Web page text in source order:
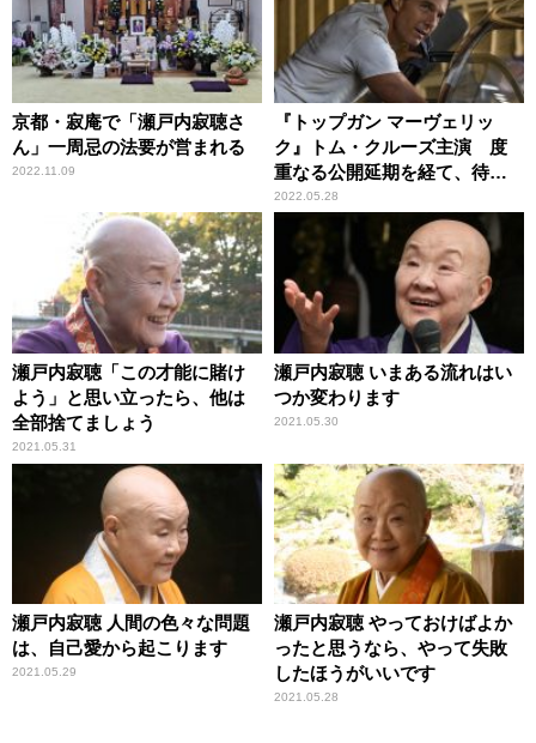
京都・寂庵で「瀬戸内寂聴さ
ん」一周忌の法要が営まれる
2022.11.09
『トップガン マーヴェリッ
ク』トム・クルーズ主演 度
重なる公開延期を経て、待望
のスクリーンへ
2022.05.28
瀬戸内寂聴「この才能に賭け
よう」と思い立ったら、他は
全部捨てましょう
2021.05.31
瀬戸内寂聴 いまある流れはい
つか変わります
2021.05.30
瀬戸内寂聴 人間の色々な問題
は、自己愛から起こります
2021.05.29
瀬戸内寂聴 やっておけばよか
ったと思うなら、やって失敗
したほうがいいです
2021.05.28